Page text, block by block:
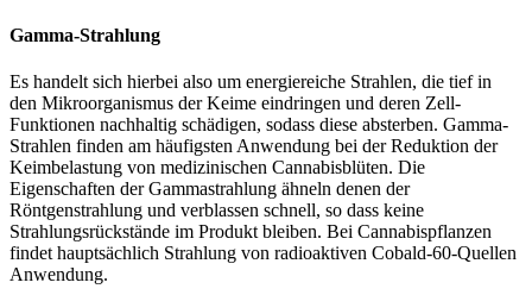
Gamma-Strahlung
Es handelt sich hierbei also um energiereiche Strahlen, die tief in
den Mikroorganismus der Keime eindringen und deren Zell-
Funktionen nachhaltig schädigen, sodass diese absterben. Gamma-
Strahlen finden am häufigsten Anwendung bei der Reduktion der
Keimbelastung von medizinischen Cannabisblüten. Die
Eigenschaften der Gammastrahlung ähneln denen der
Röntgenstrahlung und verblassen schnell, so dass keine
Strahlungsrückstände im Produkt bleiben. Bei Cannabispflanzen
findet hauptsächlich Strahlung von radioaktiven Cobald-60-Quellen
Anwendung.